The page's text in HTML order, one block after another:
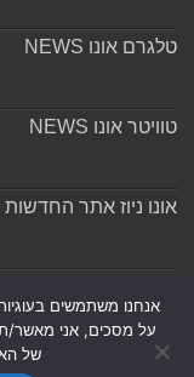
טלגרם אונו NEWS
טוויטר אונו NEWS
אונו ניוז אתר החדשות
אנחנו משתמשים
על מסכים, אני מאשר/ת
של